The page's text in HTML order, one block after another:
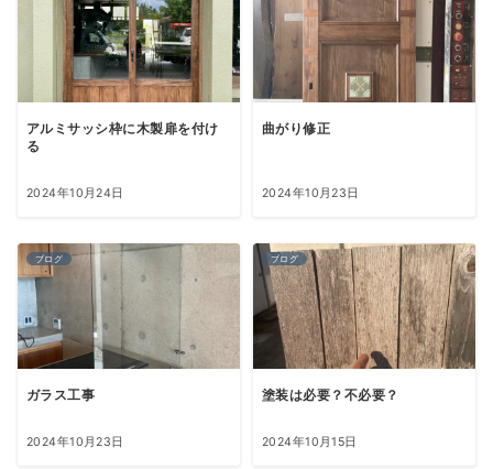
アルミサッシ枠に木製扉を付け
る
2024年10月24日
曲がり修正
2024年10月23日
ブログ
ガラス工事
2024年10月23日
ブログ
塗装は必要？不必要？
2024年10月15日